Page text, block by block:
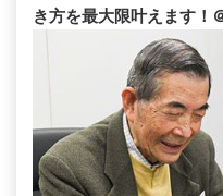
き方を最大限叶えます！